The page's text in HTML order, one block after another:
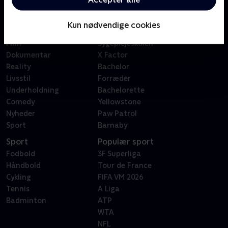
Kun nødvendige cookies
Kategorier
Film
Dokumentar
Reality
Livsstil
Underholdning
Comedy
Nyheder
Sport
Badehotellet
Sygeplejeskolen
X Factor
Bachelor
Forræder
Bachelorette
Yellowstone
Paw Patrol
Barnaby
Sport
Fodbold
Håndbold
Cykling
Tennis
Badminton
Populær sport
3F Superliga
Tour de France
FIFA VM 2026
A Liga
ATP
WTA
NFL